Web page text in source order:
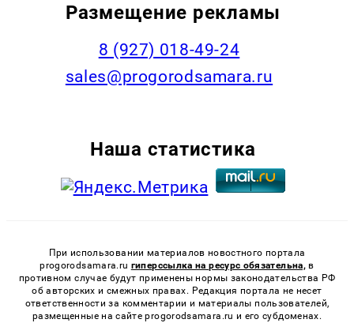
Размещение рекламы
8 (927) 018-49-24
sales@progorodsamara.ru
Наша статистика
При использовании материалов новостного портала
progorodsamara.ru гиперссылка на ресурс обязательна, в
противном случае будут применены нормы законодательства РФ
об авторских и смежных правах. Редакция портала не несет
ответственности за комментарии и материалы пользователей,
размещенные на сайте progorodsamara.ru и его субдоменах.